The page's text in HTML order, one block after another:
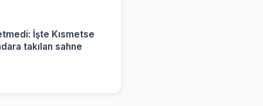
İşte Kısmetse
takılan sahne